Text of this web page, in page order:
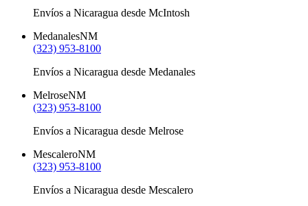
Envíos a Nicaragua desde McIntosh
MedanalesNM
(323) 953-8100
Envíos a Nicaragua desde Medanales
MelroseNM
(323) 953-8100
Envíos a Nicaragua desde Melrose
MescaleroNM
(323) 953-8100
Envíos a Nicaragua desde Mescalero